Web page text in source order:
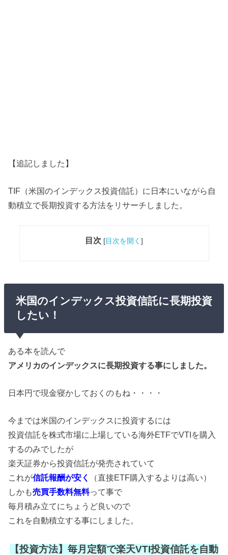
【追記しました】
TIF（米国のインデックス投資信託）に日本にいながら自
動積立で長期投資する方法をリサーチしました。
目次 [目次を開く ]
米国のインデックス投資信託に長期投資
したい！
ある本を読んで
アメリカのインデックスに長期投資する事にしました。
日本円で現金寝かしておくのもね・・・・
今までは米国のインデックスに投資するには
投資信託を株式市場に上場している海外ETFでVTIを購入
するのみでしたが
楽天証券から投資信託が発売されていて
これが信託報酬が安く
（直接ETF購入するよりは高い）
しかも売買手数料無料って事で
毎月積み立てにちょうど良いので
これを自動積立する事にしました。
【投資方法】毎月定額で楽天VTI投資信託を自動